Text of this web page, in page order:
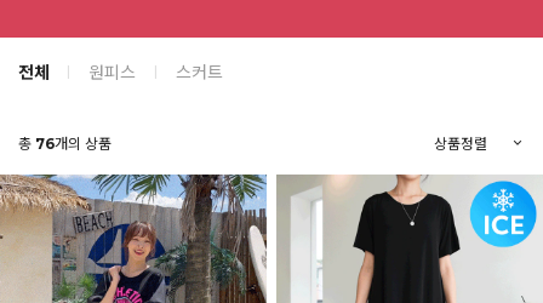
전체 원피스 스커트
총 76개의 상품